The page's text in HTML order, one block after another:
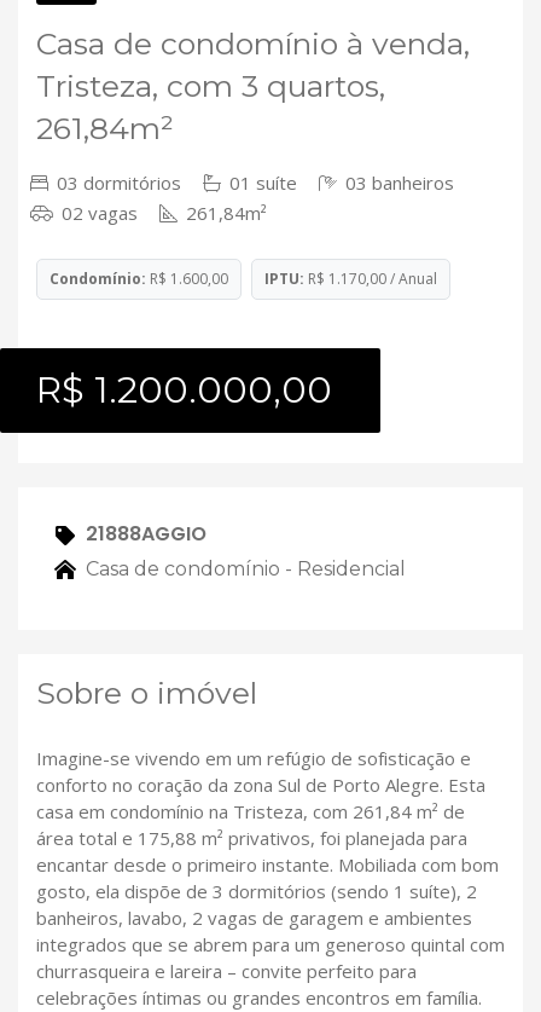
Casa de condomínio à venda,
Tristeza, com 3 quartos,
261,84m²
03 dormitórios 01 suíte
03 banheiros
02 vagas
261,84m²
Condomínio: R$ 1.600,00 IPTU: R$ 1.170,00 / Anual
R$ 1.200.000,00
21888AGGIO
Casa de condomínio - Residencial
Sobre o imóvel
Imagine-se vivendo em um refúgio de sofisticação e
conforto no coração da zona Sul de Porto Alegre. Esta
casa em condomínio na Tristeza, com 261,84 m² de
área total e 175,88 m² privativos, foi planejada para
encantar desde o primeiro instante. Mobiliada com bom
gosto, ela dispõe de 3 dormitórios (sendo 1 suíte), 2
banheiros, lavabo, 2 vagas de garagem e ambientes
integrados que se abrem para um generoso quintal com
churrasqueira e lareira – convite perfeito para
celebrações íntimas ou grandes encontros em família.